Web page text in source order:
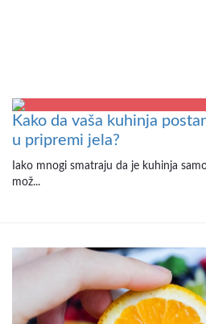
Kako da vaša kuhinja
u pripremi jela?
Iako mnogi smatraju da je kuhinja
mož...